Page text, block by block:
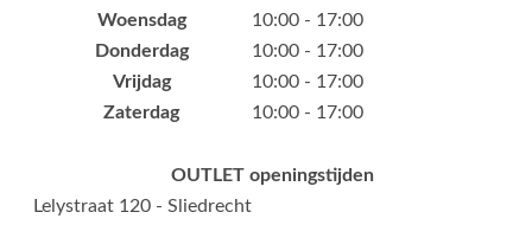
Woensdag
10:00 - 17:00
Donderdag
10:00 - 17:00
Vrijdag
10:00 - 17:00
Zaterdag
10:00 - 17:00
OUTLET openingstijden
Lelystraat 120 - Sliedrecht